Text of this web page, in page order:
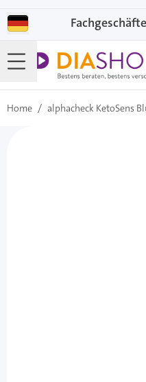
Fachgeschäfte
Home / alphacheck KetoSens